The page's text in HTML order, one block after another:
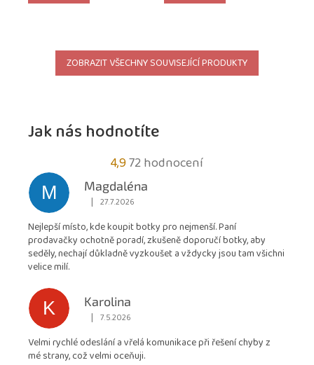
ZOBRAZIT VŠECHNY SOUVISEJÍCÍ PRODUKTY
Jak nás hodnotíte
4,9Průměrné
hodnocení
obchodu
4,9
z
72 hodnocení
M
Magdaléna
Hodnocení obchodu je 5 z 5 hvězdiček.
| 27.7.2026
Nejlepší místo, kde koupit botky pro nejmenší. Paní
prodavačky ochotně poradí, zkušeně doporučí botky, aby
seděly, nechají důkladně vyzkoušet a vždycky jsou tam všichni
velice milí.
K
Karolina
Hodnocení obchodu je 5 z 5 hvězdiček.
| 7.5.2026
Velmi rychlé odeslání a vřelá komunikace při řešení chyby z
mé strany, což velmi oceňuji.